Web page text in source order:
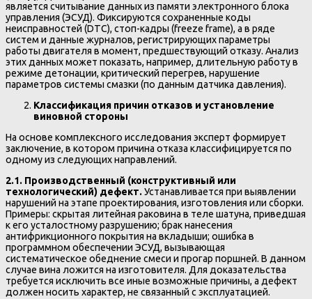
является считывание данных из памяти электронного блока
управления (ЭСУД). Фиксируются сохраненные коды
неисправностей (DTC), стоп-кадры (freeze frame), а в ряде
систем и данные журналов, регистрирующих параметры
работы двигателя в момент, предшествующий отказу. Анализ
этих данных может показать, например, длительную работу в
режиме детонации, критический перегрев, нарушение
параметров системы смазки (по данным датчика давления).
Классификация причин отказов и установление
виновной стороны
На основе комплексного исследования эксперт формирует
заключение, в котором причина отказа классифицируется по
одному из следующих направлений.
2.1. Производственный (конструктивный или
технологический) дефект.Устанавливается при выявлении
нарушений на этапе проектирования, изготовления или сборки.
Примеры: скрытая литейная раковина в теле шатуна, приведшая
к его усталостному разрушению; брак нанесения
антифрикционного покрытия на вкладыши; ошибка в
программном обеспечении ЭСУД, вызывающая
систематическое обеднение смеси и прогар поршней. В данном
случае вина ложится на изготовителя. Для доказательства
требуется исключить все иные возможные причины, а дефект
должен носить характер, не связанный с эксплуатацией.